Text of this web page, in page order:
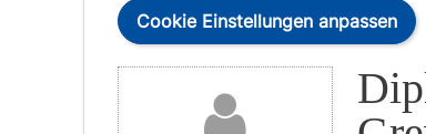
Cookie Einstellungen anpassen